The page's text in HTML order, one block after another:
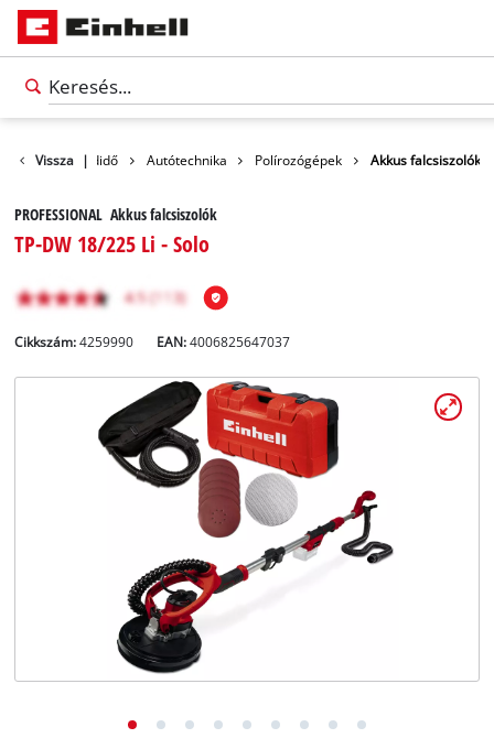
Vissza |
Szabadidő Autótechnika Polírozógépek Akkus falcsiszolók
PROFESSIONAL Akkus falcsiszolók
TP-DW 18/225 Li - Solo
Cikkszám: 4259990 EAN:4006825647037